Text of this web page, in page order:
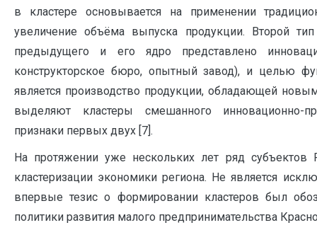
в кластере основывается на применении
увеличение объёма выпуска продукции. Второй
предыдущего и его ядро представлено
конструкторское бюро, опытный завод), и целью
является производство продукции, обладающей
выделяют кластеры смешанного инновационно-
признаки первых двух [7].
На протяжении уже нескольких лет ряд субъектов
кластеризации экономики региона. Не является
впервые тезис о формировании кластеров был
политики развития малого предпринимательства